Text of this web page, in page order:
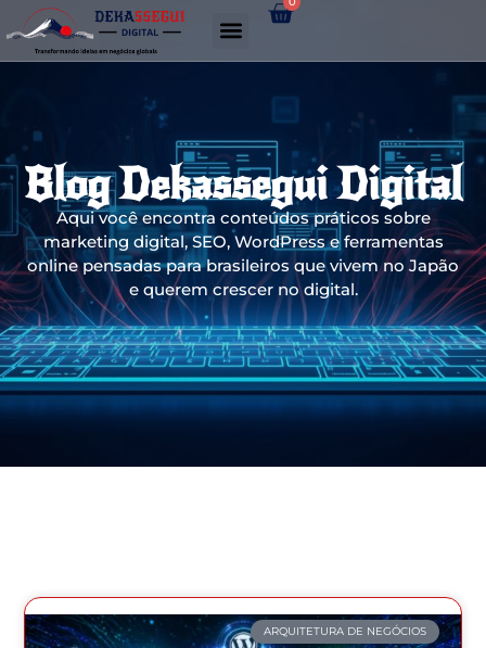
Blog Dekassegui Digital
Aqui você encontra conteúdos práticos sobre
marketing digital, SEO, WordPress e ferramentas
online pensadas para brasileiros que vivem no Japão
e querem crescer no digital.
ARQUITETURA DE NEGÓCIOS